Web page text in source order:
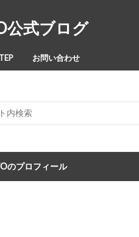
公式ブログ
お問い合わせ
のプロフィール